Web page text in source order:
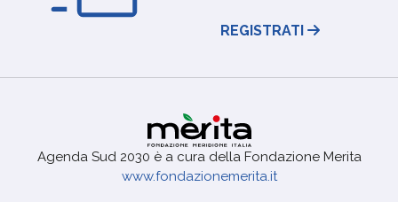
REGISTRATI
Agenda Sud 2030 è a cura della Fondazione Merita
www.fondazionemerita.it